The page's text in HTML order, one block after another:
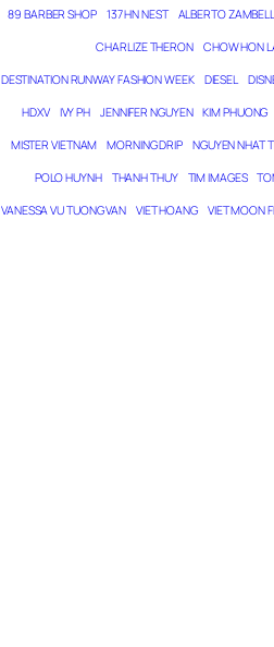
89 BARBER SHOP 137 HN NEST ALBERTO
CHARLIZE THERON CHOW HON
DESTINATION RUNWAY FASHION WEEK DIESEL
HDXV IVY PH JENNIFER NGUYEN KIM PHUONG
MISTER VIETNAM MORNING DRIP NGUYEN NHAT
POLO HUYNH THANH THUY TIM IMAGES
VANESSA VU TUONG VAN VIET HOANG VIET MOON